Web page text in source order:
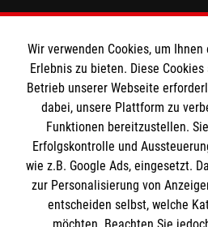
Wir Malteser
Spenden und Helfen
Angebote und Leistungen
Unsere Kurse
Mitarbeiten
Wir Malteser
Informationen
Downloads
Impressum
Wir verwenden Cookies, um
Erlebnis zu bieten. Diese
Betrieb unserer Webseite
dabei, unsere Plattform zu
Funktionen bereitzustellen.
Erfolgskontrolle und
wie z.B. Google Ads, eingesetzt.
zur Personalisierung von
entscheiden selbst, welche